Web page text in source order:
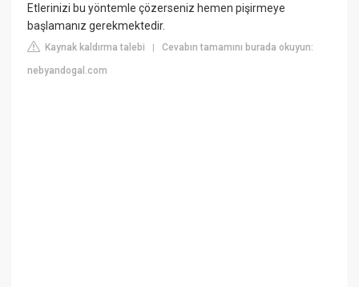
Etlerinizi bu yöntemle çözerseniz hemen pişirmeye
başlamanız gerekmektedir.
Kaynak kaldırma talebi |Cevabın tamamını burada okuyun:
nebyandogal.com